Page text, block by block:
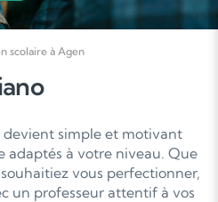
scolaire à Agen
simple et motivant
adaptés à votre niveau. Que
vous perfectionner,
un professeur attentif à vos